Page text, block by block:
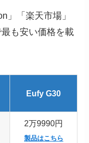
」「楽天市場」
最も安い価格を載
Eufy G30
2万9990円
製品はこちら